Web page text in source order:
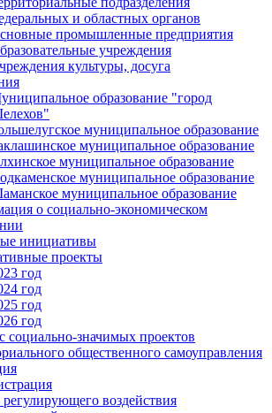
и областных органов
промышленные предприятия
учреждения
культуры, досуга
образование "город
муниципальное образование
муниципальное образование
муниципальное образование
муниципальное образование
муниципальное образование
о социально-экономическом
инициативы
проекты
год
год
год
год
социально-значимых проектов
общественного самоуправления
воздействия